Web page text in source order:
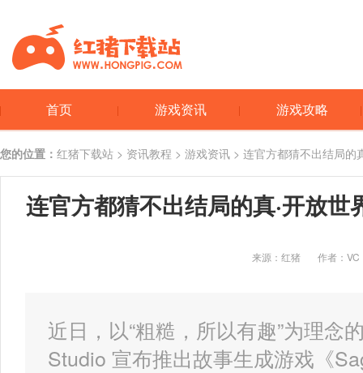
首页 游戏资讯 游戏攻略
您的位置： 红猪下载站 > 资讯教程 > 游戏资讯 > 连官方都猜不出结局的
连官方都猜不出结局的真·开放
Seeker
来源：红猪 作者：VC
近日，以“粗糙，所以有趣”为理念
Studio 宣布推出故事生成游戏《